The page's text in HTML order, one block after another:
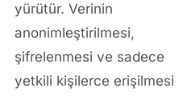
yürütür. Verinin
anonimleştirilmesi,
şifrelenmesi ve sadece
yetkili kişilerce erişilmesi